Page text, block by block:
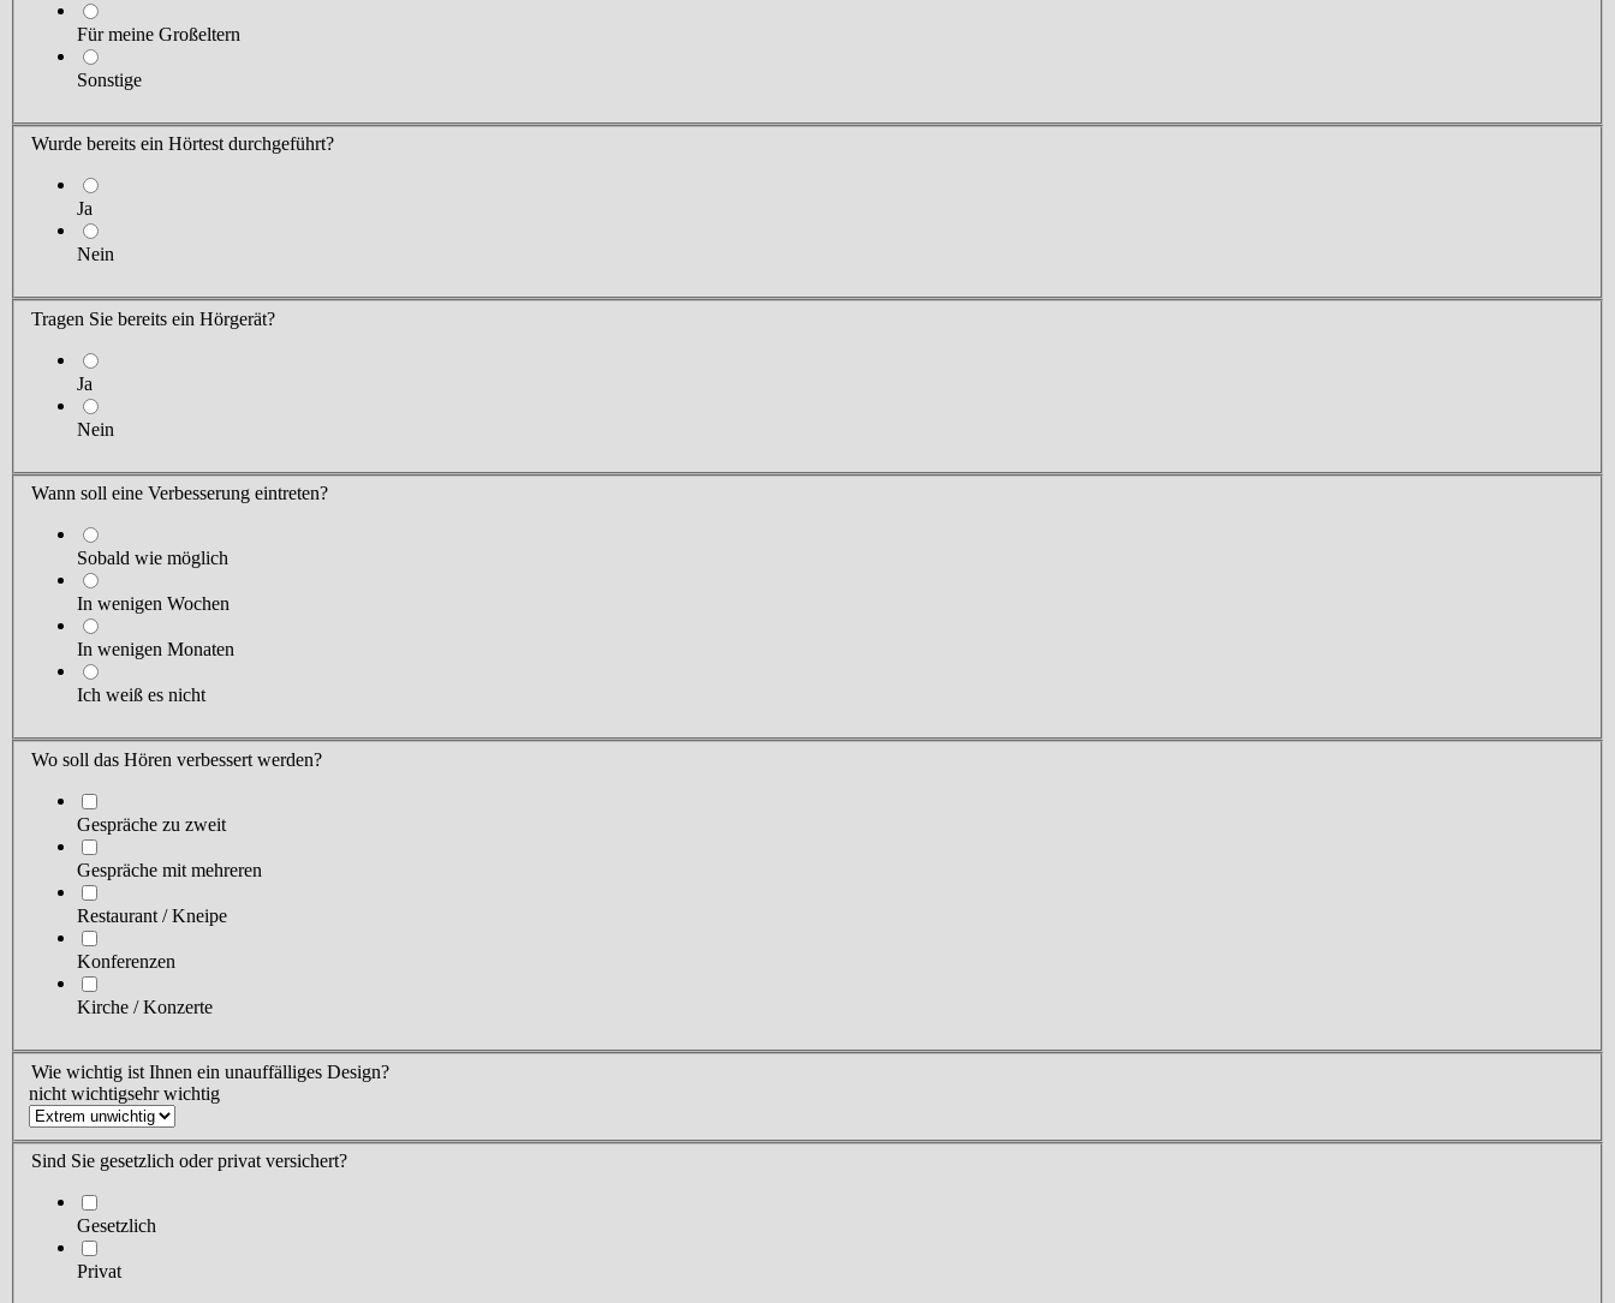
Für meine Großeltern
Sonstige
Wurde bereits ein Hörtest durchgeführt?
Ja
Nein
Tragen Sie bereits ein Hörgerät?
Ja
Nein
Wann soll eine Verbesserung eintreten?
Sobald wie möglich
In wenigen Wochen
In wenigen Monaten
Ich weiß es nicht
Wo soll das Hören verbessert werden?
Gespräche zu zweit
Gespräche mit mehreren
Restaurant / Kneipe
Konferenzen
Kirche / Konzerte
Wie wichtig ist Ihnen ein unauffälliges Design?
nicht wichtigsehr wichtig
Sind Sie gesetzlich oder privat versichert?
Gesetzlich
Privat